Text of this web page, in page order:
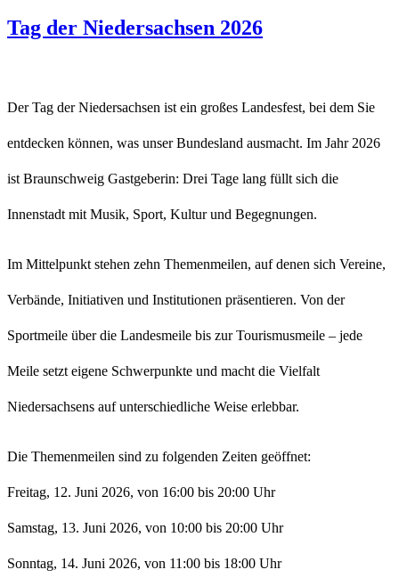
Tag der Niedersachsen 2026
Der Tag der Niedersachsen ist ein großes Landesfest, bei dem Sie
entdecken können, was unser Bundesland ausmacht. Im Jahr 2026
ist Braunschweig Gastgeberin: Drei Tage lang füllt sich die
Innenstadt mit Musik, Sport, Kultur und Begegnungen.
Im Mittelpunkt stehen zehn Themenmeilen, auf denen sich Vereine,
Verbände, Initiativen und Institutionen präsentieren. Von der
Sportmeile über die Landesmeile bis zur Tourismusmeile – jede
Meile setzt eigene Schwerpunkte und macht die Vielfalt
Niedersachsens auf unterschiedliche Weise erlebbar.
Die Themenmeilen sind zu folgenden Zeiten geöffnet:
Freitag, 12. Juni 2026, von 16:00 bis 20:00 Uhr
Samstag, 13. Juni 2026, von 10:00 bis 20:00 Uhr
Sonntag, 14. Juni 2026, von 11:00 bis 18:00 Uhr